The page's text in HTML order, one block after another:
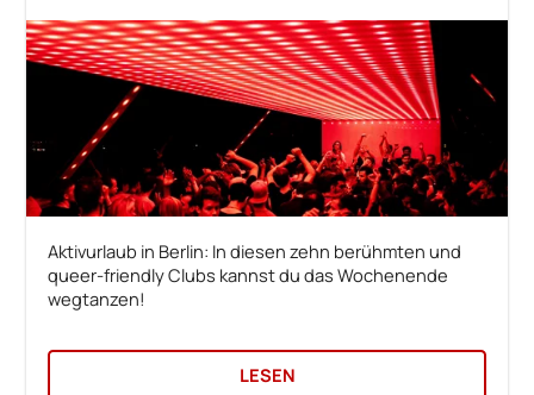
Aktivurlaub in Berlin: In diesen zehn berühmten und
queer-friendly Clubs kannst du das Wochenende
wegtanzen!
LESEN